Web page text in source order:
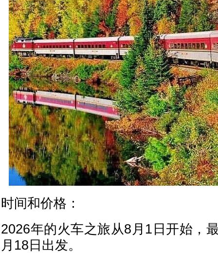
时间和价格：
2026年的火车之旅从8月1日开始，
月18日出发。